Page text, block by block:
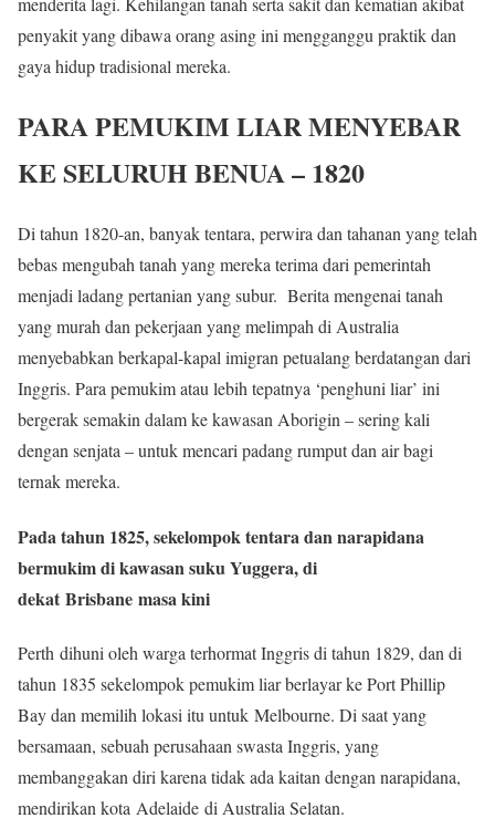
penyakit yang dibawa orang asing ini mengganggu praktik dan
gaya hidup tradisional mereka.
PARA PEMUKIM LIAR MENYEBAR
KE SELURUH BENUA – 1820
Di tahun 1820-an, banyak tentara, perwira dan tahanan yang telah
bebas mengubah tanah yang mereka terima dari pemerintah
menjadi ladang pertanian yang subur. Berita mengenai tanah
yang murah dan pekerjaan yang melimpah di Australia
menyebabkan berkapal-kapal imigran petualang berdatangan dari
Inggris. Para pemukim atau lebih tepatnya ‘penghuni liar’ ini
bergerak semakin dalam ke kawasan Aborigin – sering kali
dengan senjata – untuk mencari padang rumput dan air bagi
ternak mereka.
Pada tahun 1825, sekelompok tentara dan narapidana
bermukim di kawasan suku Yuggera, di
dekat Brisbane masa kini
Perth dihuni oleh warga terhormat Inggris di tahun 1829, dan di
tahun 1835 sekelompok pemukim liar berlayar ke Port Phillip
Bay dan memilih lokasi itu untuk Melbourne. Di saat yang
bersamaan, sebuah perusahaan swasta Inggris, yang
membanggakan diri karena tidak ada kaitan dengan narapidana,
mendirikan kota Adelaide di Australia Selatan.